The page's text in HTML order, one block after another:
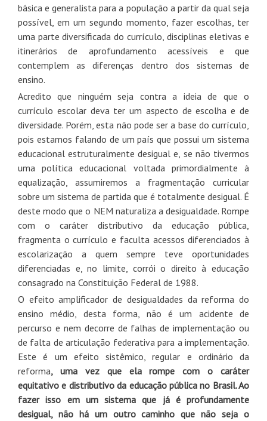
básica e generalista para a população a partir da qual seja
possível, em um segundo momento, fazer escolhas, ter
uma parte diversificada do currículo, disciplinas eletivas e
itinerários de aprofundamento acessíveis e que
contemplem as diferenças dentro dos sistemas de
ensino.
Acredito que ninguém seja contra a ideia de que o
currículo escolar deva ter um aspecto de escolha e de
diversidade. Porém, esta não pode ser a base do currículo,
pois estamos falando de um país que possui um sistema
educacional estruturalmente desigual e, se não tivermos
uma política educacional voltada primordialmente à
equalização, assumiremos a fragmentação curricular
sobre um sistema de partida que é totalmente desigual. É
deste modo que o NEM naturaliza a desigualdade. Rompe
com o caráter distributivo da educação pública,
fragmenta o currículo e faculta acessos diferenciados à
escolarização a quem sempre teve oportunidades
diferenciadas e, no limite, corrói o direito à educação
consagrado na Constituição Federal de 1988.
O efeito amplificador de desigualdades da reforma do
ensino médio, desta forma, não é um acidente de
percurso e nem decorre de falhas de implementação ou
de falta de articulação federativa para a implementação.
Este é um efeito sistêmico, regular e ordinário da
reforma, uma vez que ela rompe com o caráter
equitativo e distributivo da educação pública no Brasil. Ao
fazer isso em um sistema que já é profundamente
desigual, não há um outro caminho que não seja o